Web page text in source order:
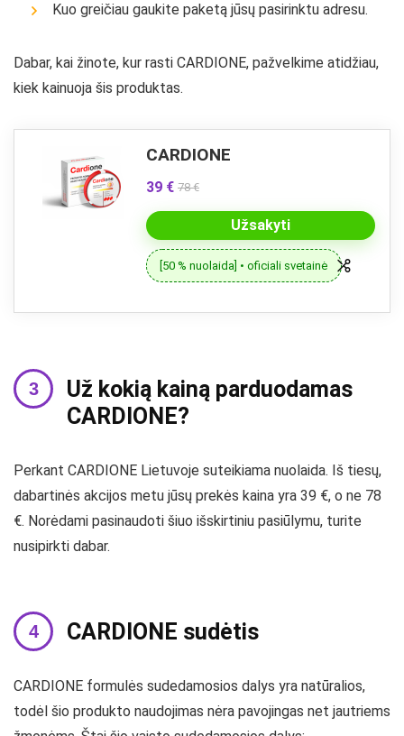
Kuo greičiau gaukite paketą jūsų pasirinktu adresu.
Dabar, kai žinote, kur rasti CARDIONE, pažvelkime atidžiau,
kiek kainuoja šis produktas.
CARDIONE
39 € 78 €
Užsakyti
[50 % nuolaida] • oficiali svetainė
Už kokią kainą parduodamas
CARDIONE?
Perkant CARDIONE Lietuvoje suteikiama nuolaida. Iš tiesų,
dabartinės akcijos metu jūsų prekės kaina yra 39 €, o ne 78
€. Norėdami pasinaudoti šiuo išskirtiniu pasiūlymu, turite
nusipirkti dabar.
CARDIONE sudėtis
CARDIONE formulės sudedamosios dalys yra natūralios,
todėl šio produkto naudojimas nėra pavojingas net jautriems